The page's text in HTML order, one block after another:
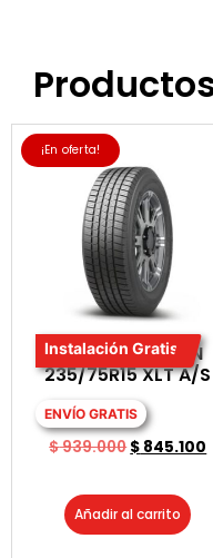
¡En oferta!
Instalación Gratis
LLANTA MICHELIN
235/75R15 XLT A/S
ENVÍO GRATIS
$939.000$ 845.100
Añadir al carrito